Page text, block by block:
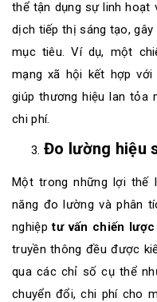
thể tận dụng sự linh hoạt
dịch tiếp thị sáng tạo,
mục tiêu. Ví dụ, một
mạng xã hội kết hợp
giúp thương hiệu lan tỏa
chi phí.
Đo lường hiệu
Một trong những lợi thế
năng đo lường và phân
nghiệp tư vấn chiến
truyền thông đều được
qua các chỉ số cụ thể
chuyển đổi, chi phí cho